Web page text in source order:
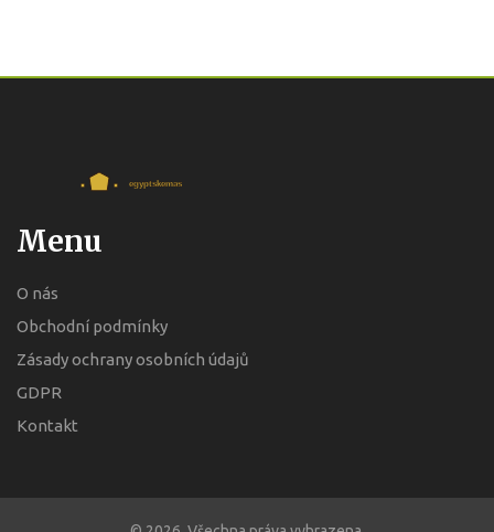
Menu
O nás
Obchodní podmínky
Zásady ochrany osobních údajů
GDPR
Kontakt